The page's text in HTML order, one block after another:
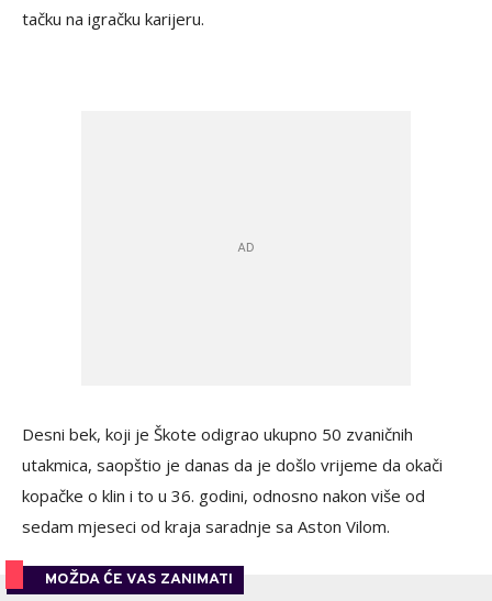
tačku na igračku karijeru.
Desni bek, koji je Škote odigrao ukupno 50 zvaničnih
utakmica, saopštio je danas da je došlo vrijeme da okači
kopačke o klin i to u 36. godini, odnosno nakon više od
sedam mjeseci od kraja saradnje sa Aston Vilom.
MOŽDA ĆE VAS ZANIMATI